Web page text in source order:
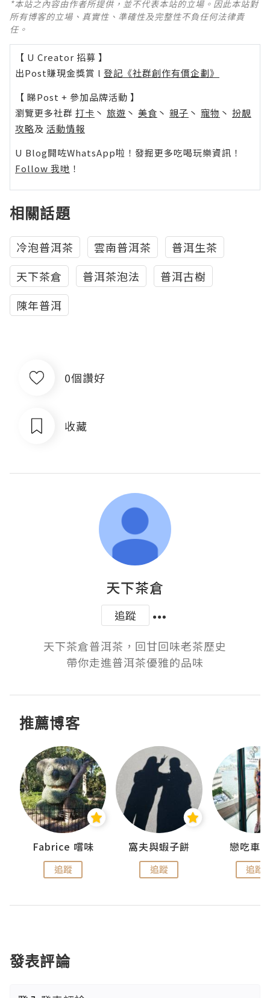
*本站之內容由作者所提供，並不代表本站的立場。因此本站對
所有博客的立場、真實性、準確性及完整性不負任何法律責
任。
【 U Creator 招募 】
出Post賺現金獎賞 l 登記《社群創作有價企劃》
【 睇Post + 參加品牌活動 】
瀏覽更多社群 打卡 丶 旅遊 丶 美食 丶 親子 丶 寵物 丶 扮靚
攻略及 活動情報
U Blog開咗WhatsApp啦！發掘更多吃喝玩樂資訊！
Follow 我哋 ！
相關話題
冷泡普洱茶 雲南普洱茶
普洱生茶
天下茶倉
普洱茶泡法
普洱古樹
陳年普洱
0個讚好
收藏
天下茶倉
追蹤
天下茶倉普洱茶，回甘回味老茶歷史
帶你走進普洱茶優雅的品味
推薦博客
Fabrice 嚐味
追蹤
窩夫與蝦子餅
追蹤
戀吃車
追蹤
發表評論